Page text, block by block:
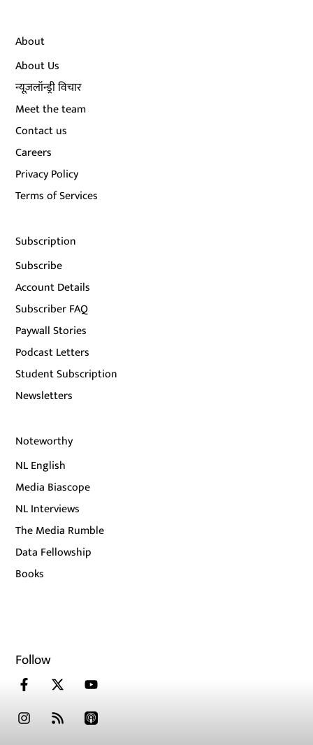
About
About Us
न्यूज़लॉन्ड्री विचार
Meet the team
Contact us
Careers
Privacy Policy
Terms of Services
Subscription
Subscribe
Account Details
Subscriber FAQ
Paywall Stories
Podcast Letters
Student Subscription
Newsletters
Noteworthy
NL English
Media Biascope
NL Interviews
The Media Rumble
Data Fellowship
Books
Follow